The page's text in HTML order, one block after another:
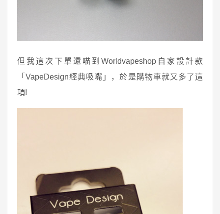
但我這次下單還喵到Worldvapeshop自家設計款
「VapeDesign經典吸嘴」，於是購物車就又多了這
項!